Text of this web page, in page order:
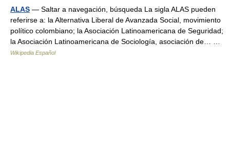
ALAS — Saltar a navegación, búsqueda La sigla ALAS pueden
referirse a: la Alternativa Liberal de Avanzada Social, movimiento
político colombiano; la Asociación Latinoamericana de Seguridad;
la Asociación Latinoamericana de Sociología, asociación de… …
Wikipedia Español